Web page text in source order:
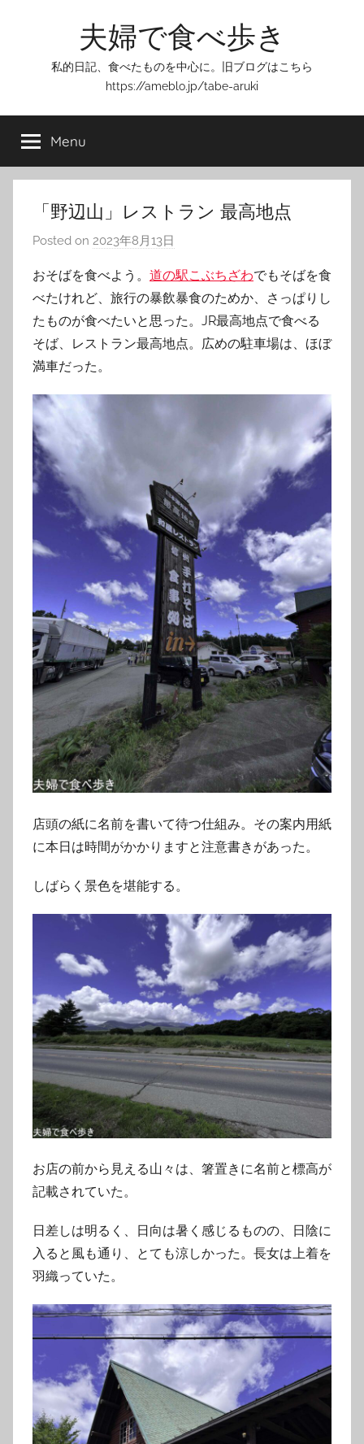
夫婦で食べ歩き
私的日記、食べたものを中心に。旧ブログはこちら
https://ameblo.jp/tabe-aruki
Menu
「野辺山」レストラン 最高地点
Posted on 2023年8月13日
T
o
m
おそばを食べよう。 道の駅こぶちざわでもそばを食
べたけれど、旅行の暴飲暴食のためか、さっぱりし
たものが食べたいと思った。JR最高地点で食べる
そば、レストラン最高地点。広めの駐車場は、ほぼ
満車だった。
店頭の紙に名前を書いて待つ仕組み。その案内用紙
に本日は時間がかかりますと注意書きがあった。
しばらく景色を堪能する。
お店の前から見える山々は、箸置きに名前と標高が
記載されていた。
日差しは明るく、日向は暑く感じるものの、日陰に
入ると風も通り、とても涼しかった。長女は上着を
羽織っていた。